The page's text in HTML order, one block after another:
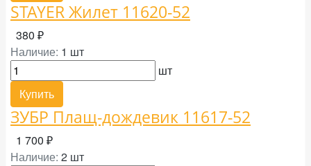
STAYER Жилет 11620-52
380 ₽
Наличие: 1 шт
шт
Купить
ЗУБР Плащ-дождевик 11617-52
1 700 ₽
Наличие: 2 шт